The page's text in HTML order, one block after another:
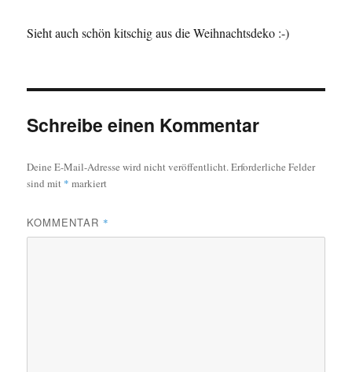
Sieht auch schön kitschig aus die Weihnachtsdeko :-)
Schreibe einen Kommentar
Deine E-Mail-Adresse wird nicht veröffentlicht. Erforderliche Felder
sind mit * markiert
KOMMENTAR *